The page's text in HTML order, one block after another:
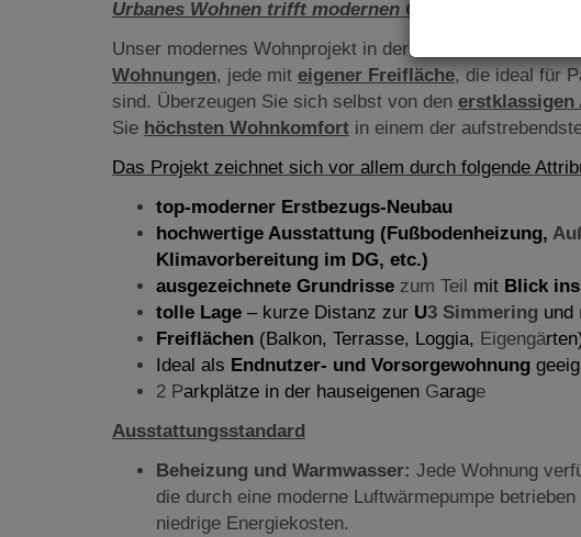
Urbanes Wohnen trifft modernen Charme
Unser modernes Wohnprojekt in der Dreherstraße, 1110
Wohnungen, jede mit eigener Freifläche, die ideal für
sind. Überzeugen Sie sich selbst von den erstklassigen
Sie höchsten Wohnkomfort in einem der
Das Projekt zeichnet sich vor allem durch folgende
top-moderner Erstbezugs-Neubau
hochwertige Ausstattung (Fußbodenheizung,
Klimavorbereitung im DG, etc.)
ausgezeichnete Grundrisse zum Teil mit Blick
tolle Lage – kurze Distanz zur U3 Simmering und
Freiflächen (Balkon, Terrasse, Loggia, Eigengä
Ideal als Endnutzer- und Vorsorgewohnung
2 Parkplätze in der hauseigenen Garage
Ausstattungsstandard
Beheizung und Warmwasser: Jede Wohnung
die durch eine moderne Luftwärmepumpe
niedrige Energiekosten.